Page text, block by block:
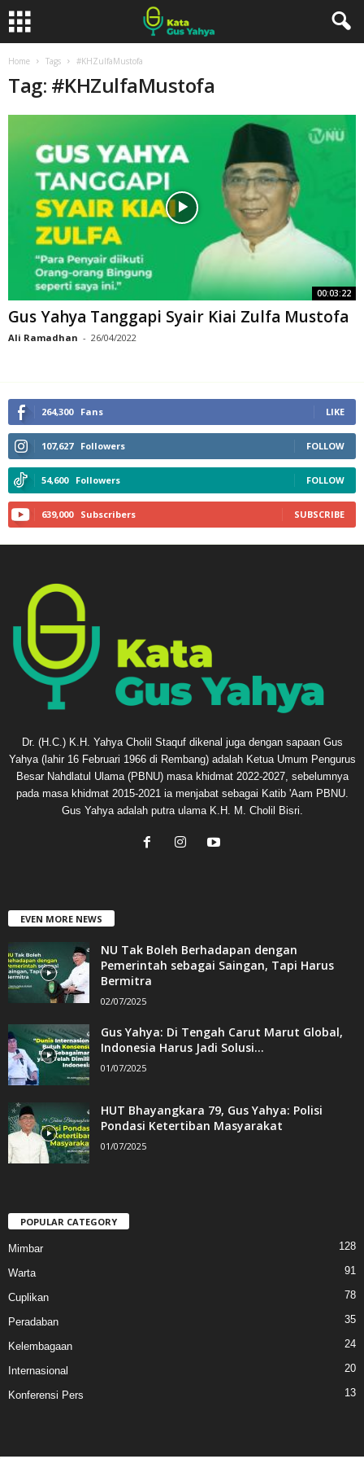
Home Tags #KHZulfaMustofa
Tag: #KHZulfaMustofa
00:03:22
Gus Yahya Tanggapi Syair Kiai Zulfa Mustofa
Ali Ramadhan - 26/04/2022
264,300 Fans LIKE
107,627 Followers FOLLOW
54,600 Followers FOLLOW
639,000 Subscribers SUBSCRIBE
Dr. (H.C.) K.H. Yahya Cholil Staquf dikenal juga dengan sapaan Gus
Yahya (lahir 16 Februari 1966 di Rembang) adalah Ketua Umum Pengurus
Besar Nahdlatul Ulama (PBNU) masa khidmat 2022-2027, sebelumnya
pada masa khidmat 2015-2021 ia menjabat sebagai Katib 'Aam PBNU.
Gus Yahya adalah putra ulama K.H. M. Cholil Bisri.
EVEN MORE NEWS
NU Tak Boleh Berhadapan dengan
Pemerintah sebagai Saingan, Tapi Harus
Bermitra
02/07/2025
Gus Yahya: Di Tengah Carut Marut Global,
Indonesia Harus Jadi Solusi...
01/07/2025
HUT Bhayangkara 79, Gus Yahya: Polisi
Pondasi Ketertiban Masyarakat
01/07/2025
POPULAR CATEGORY
Mimbar 128
Warta 91
Cuplikan 78
Peradaban 35
Kelembagaan 24
Internasional 20
Konferensi Pers 13